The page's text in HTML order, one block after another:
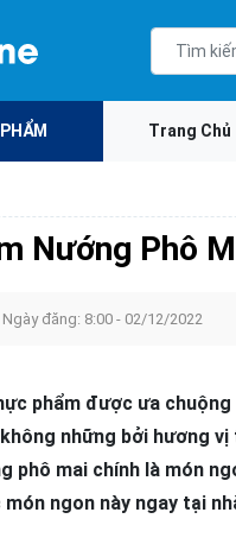
Trang Chủ
Nướng Phô
Ngày đăng: 8:00 - 02/12/2022
phẩm được ưa
những bởi hương
phô mai chính là món
ngon này ngay tại